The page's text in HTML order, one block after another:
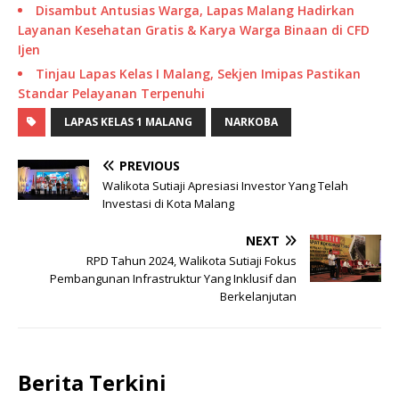
Disambut Antusias Warga, Lapas Malang Hadirkan
Layanan Kesehatan Gratis & Karya Warga Binaan di CFD
Ijen
Tinjau Lapas Kelas I Malang, Sekjen Imipas Pastikan
Standar Pelayanan Terpenuhi
LAPAS KELAS 1 MALANG NARKOBA
PREVIOUS
Walikota Sutiaji Apresiasi Investor Yang Telah
Investasi di Kota Malang
NEXT
RPD Tahun 2024, Walikota Sutiaji Fokus
Pembangunan Infrastruktur Yang Inklusif dan
Berkelanjutan
Berita Terkini